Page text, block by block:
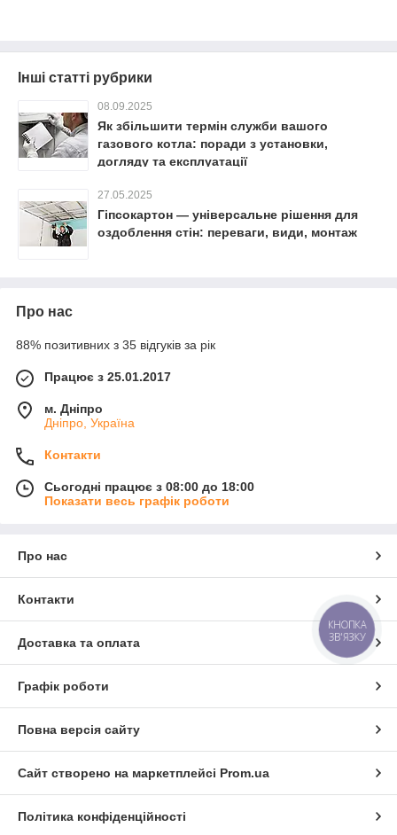
Інші статті рубрики
08.09.2025
Як збільшити термін служби вашого
газового котла: поради з установки,
догляду та експлуатації
27.05.2025
Гіпсокартон — універсальне рішення для
оздоблення стін: переваги, види, монтаж
Про нас
88% позитивних з 35 відгуків за рік
Працює з 25.01.2017
м. Дніпро
Дніпро, Україна
Контакти
Сьогодні працює з 08:00 до 18:00
Показати весь графік роботи
Про нас
Контакти
Доставка та оплата
Графік роботи
Повна версія сайту
Сайт створено на маркетплейсі Prom.ua
Політика конфіденційності
КНОПКА
ЗВ'ЯЗКУ